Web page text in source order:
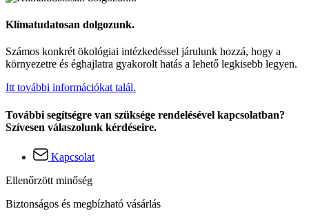
Klímatudatosan dolgozunk.
Számos konkrét ökológiai intézkedéssel járulunk hozzá, hogy a
környezetre és éghajlatra gyakorolt hatás a lehető legkisebb legyen.
Itt további információkat talál.
További segítségre van szüksége rendelésével kapcsolatban?
Szívesen válaszolunk kérdéseire.
Kapcsolat
Ellenőrzött minőség
Biztonságos és megbízható vásárlás